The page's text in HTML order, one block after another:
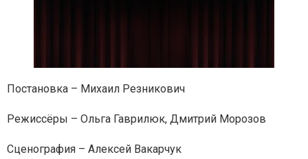
Постановка – Михаил Резникович
Режиссёры – Ольга Гаврилюк, Дмитрий Морозов
Сценография – Алексей Вакарчук